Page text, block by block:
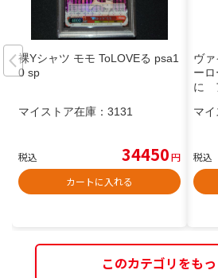
裸Yシャツ モモ ToLOVEる psa1
0 sp
マイストア在庫： 3131
税込 34450円
カートに入れる
ヴ
ー
に
マイ
税込
このカテゴリをも